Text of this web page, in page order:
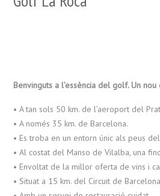
Benvinguts a l’essència del golf. Un
• A tan sols 50 km. de l’aeroport del
• A només 35 km. de Barcelona.
• Es troba en un entorn únic als peus
• Al costat del Manso de Vilalba, una
• Envoltat de la millor oferta de vins i
• Situat a 15 km. del Circuit de